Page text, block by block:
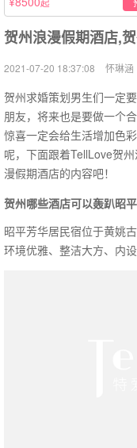
贺州浪漫假期酒店,
2021-07-20 18:37:08 怀琳涵
贺州求婚策划男生们一定
朋友，将来也是要做一个
惊喜一定会给生活增加色
呢，下面跟着TellLove贺
漫假期酒店的内容吧！
贺州哪些酒店可以轰趴昭
昭平芳华居民宿位于黄姚
环境优雅、整洁大方、内